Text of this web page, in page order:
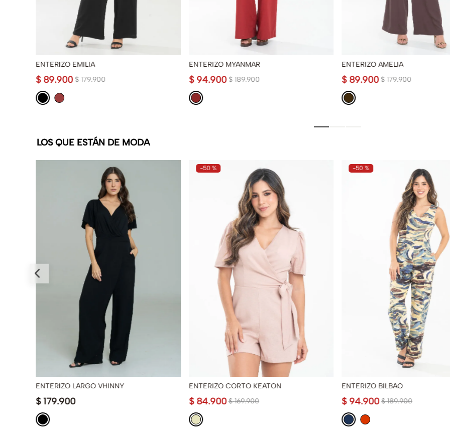
ENTERIZO EMILIA
$ 179.900
$ 89.900
ENTERIZO MYANMAR
$ 189.900
$ 94.900
ENTERIZO AMELIA
$ 179.900
$ 89.900
LOS QUE ESTÁN DE MODA
ENTERIZO LARGO VHINNY
$ 179.900
-50 %
ENTERIZO CORTO KEATON
$ 169.900
$ 84.900
-50 %
ENTERIZO BILBAO
$ 189.900
$ 94.900